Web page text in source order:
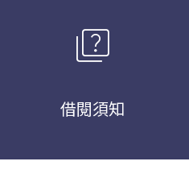
quiz
借閱須知